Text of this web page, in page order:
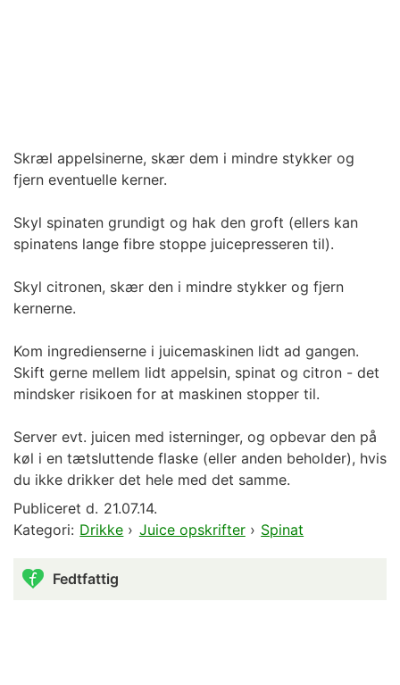
Skræl appelsinerne, skær dem i mindre stykker og
fjern eventuelle kerner.
Skyl spinaten grundigt og hak den groft (ellers kan
spinatens lange fibre stoppe juicepresseren til).
Skyl citronen, skær den i mindre stykker og fjern
kernerne.
Kom ingredienserne i juicemaskinen lidt ad gangen.
Skift gerne mellem lidt appelsin, spinat og citron - det
mindsker risikoen for at maskinen stopper til.
Server evt. juicen med isterninger, og opbevar den på
køl i en tætsluttende flaske (eller anden beholder), hvis
du ikke drikker det hele med det samme.
Publiceret d. 21.07.14.
Kategori: Drikke › Juice opskrifter› Spinat
Fedtfattig